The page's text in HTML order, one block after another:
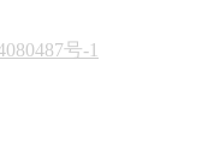
号-1